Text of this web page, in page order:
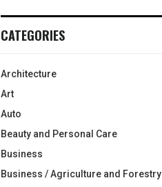
CATEGORIES
Architecture
Art
Auto
Beauty and Personal Care
Business
Business / Agriculture and Forestry